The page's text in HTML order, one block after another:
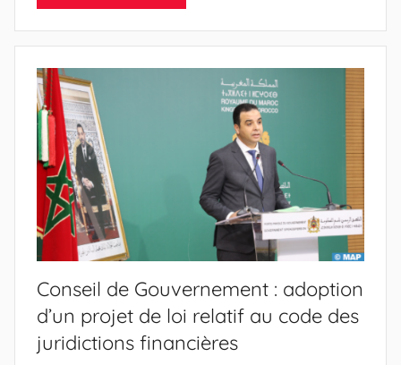
Conseil de Gouvernement : adoption
d’un projet de loi relatif au code des
juridictions financières